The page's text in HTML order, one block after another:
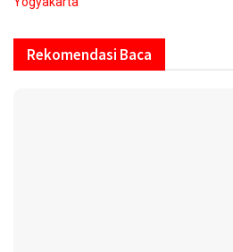
Rekomendasi Baca